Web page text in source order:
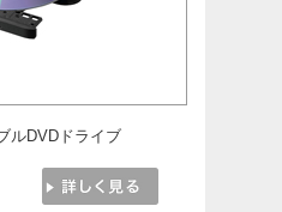
ルDVDドライブ